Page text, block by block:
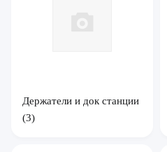
Держатели и док станции
(3)